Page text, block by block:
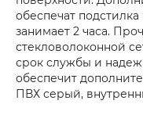
обеспечат
занимает 2 часа.
стекловолоконной
срок службы и
обеспечит
ПВХ серый,